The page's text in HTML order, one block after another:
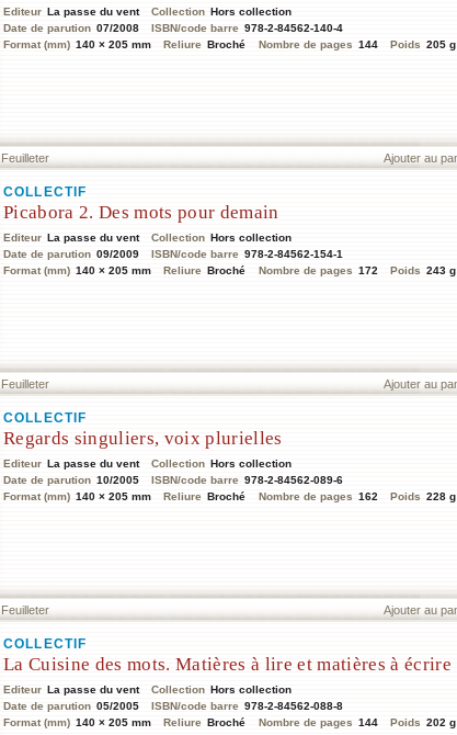
Editeur La passe du vent Collection Hors collection
Date de parution 07/2008 ISBN/code barre 978-2-84562-140-4
Format (mm) 140 × 205 mm Reliure Broché Nombre de pages 144 Poids 205 g
Feuilleter
COLLECTIF
Picabora 2. Des mots pour demain
Editeur La passe du vent Collection Hors collection
Date de parution 09/2009 ISBN/code barre 978-2-84562-154-1
Format (mm) 140 × 205 mm Reliure Broché Nombre de pages 172 Poids 243 g
Feuilleter
COLLECTIF
Regards singuliers, voix plurielles
Editeur La passe du vent Collection Hors collection
Date de parution 10/2005 ISBN/code barre 978-2-84562-089-6
Format (mm) 140 × 205 mm Reliure Broché Nombre de pages 162 Poids 228 g
Feuilleter
COLLECTIF
La Cuisine des mots. Matières à lire et matières à écrire
Editeur La passe du vent Collection Hors collection
Date de parution 05/2005 ISBN/code barre 978-2-84562-088-8
Format (mm) 140 × 205 mm Reliure Broché Nombre de pages 144 Poids 202 g